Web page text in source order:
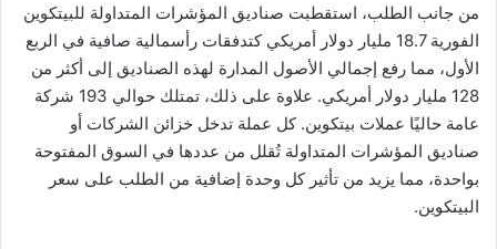
من جانب الطلب، استقطبت صناديق المؤشرات المتداولة للبيتكوين
الفورية 18.7 مليار دولار أمريكي كتدفقات رأسمالية صافية في الربع
الأول، مما رفع إجمالي الأصول المدارة لهذه الصناديق إلى أكثر من
128 مليار دولار أمريكي. علاوة على ذلك، تمتلك حوالي 193 شركة
عامة حاليًا عملات بيتكوين. كل عملة تدخل خزائن الشركات أو
صناديق المؤشرات المتداولة تُقلل من عددها في السوق المفتوحة
بواحدة، مما يزيد من تأثير كل وحدة إضافية من الطلب على سعر
البيتكوين.